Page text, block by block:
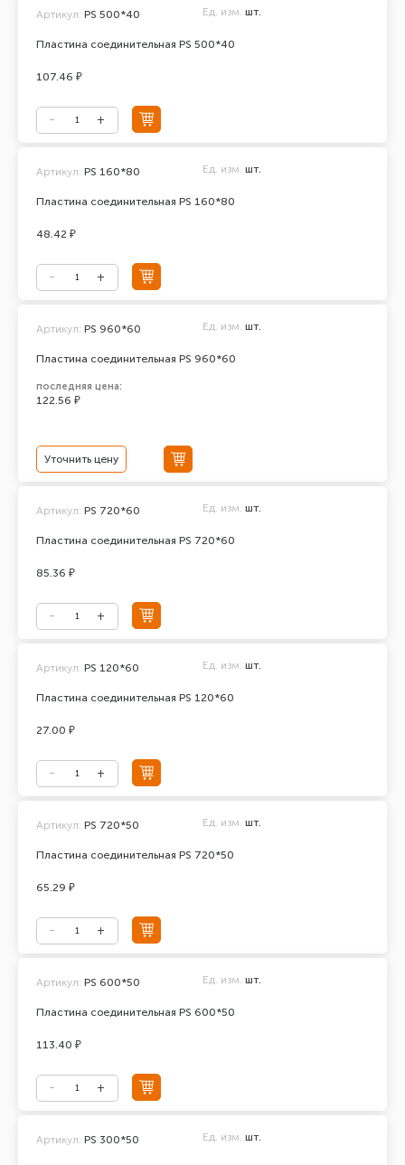
Пластина соединительная PS 500*40
Артикул: PS 500*40 Ед. изм. шт.
107.46 ₽
Пластина соединительная PS 160*80
Артикул: PS 160*80 Ед. изм. шт.
48.42 ₽
Пластина соединительная PS 960*60
Артикул: PS 960*60 Ед. изм. шт.
последняя цена:
122.56 ₽
Уточнить цену
Пластина соединительная PS 720*60
Артикул: PS 720*60 Ед. изм. шт.
85.36 ₽
Пластина соединительная PS 120*60
Артикул: PS 120*60 Ед. изм. шт.
27.00 ₽
Пластина соединительная PS 720*50
Артикул: PS 720*50 Ед. изм. шт.
65.29 ₽
Пластина соединительная PS 600*50
Артикул: PS 600*50 Ед. изм. шт.
113.40 ₽
Артикул: PS 300*50 Ед. изм. шт.